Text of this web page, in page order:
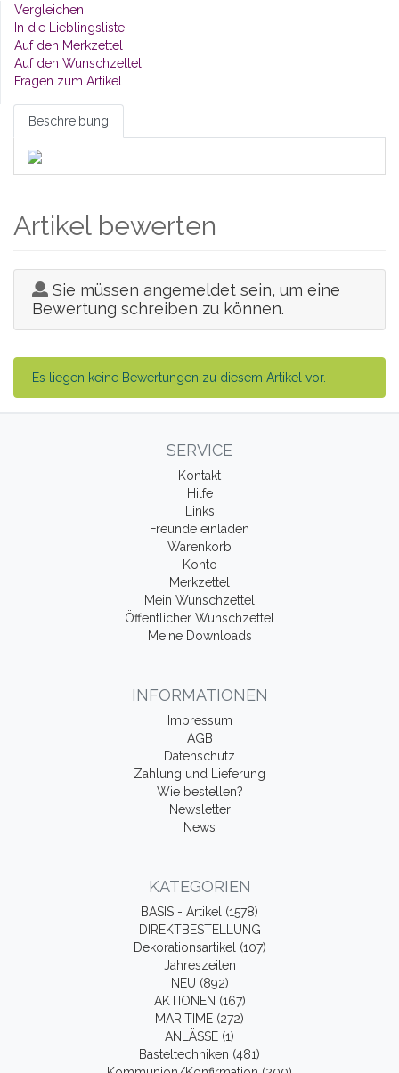
Vergleichen
In die Lieblingsliste
Auf den Merkzettel
Auf den Wunschzettel
Fragen zum Artikel
Beschreibung
Artikel bewerten
Sie müssen angemeldet sein, um eine
Bewertung schreiben zu können.
Es liegen keine Bewertungen zu diesem Artikel vor.
SERVICE
Kontakt
Hilfe
Links
Freunde einladen
Warenkorb
Konto
Merkzettel
Mein Wunschzettel
Öffentlicher Wunschzettel
Meine Downloads
INFORMATIONEN
Impressum
AGB
Datenschutz
Zahlung und Lieferung
Wie bestellen?
Newsletter
News
KATEGORIEN
BASIS - Artikel (1578)
DIREKTBESTELLUNG
Dekorationsartikel (107)
Jahreszeiten
NEU (892)
AKTIONEN (167)
MARITIME (272)
ANLÄSSE (1)
Basteltechniken (481)